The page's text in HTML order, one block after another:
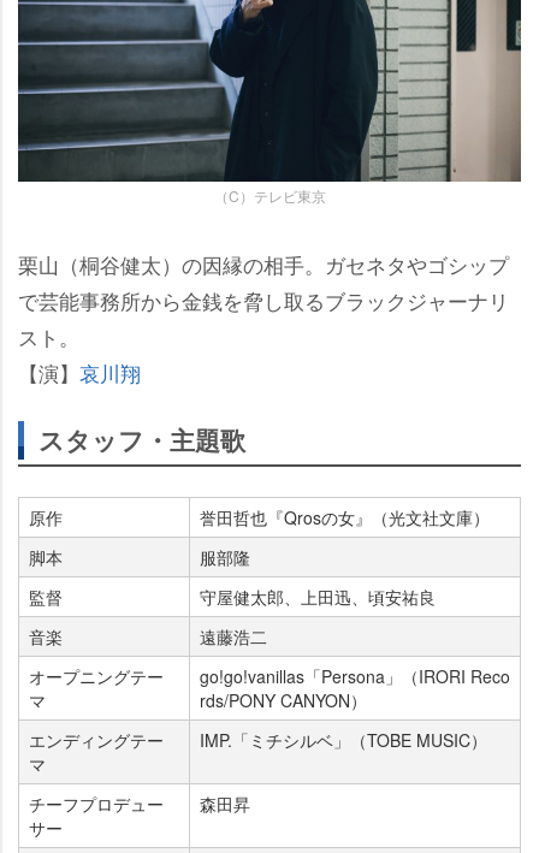
（C）テレビ東京
栗山（桐谷健太）の因縁の相手。ガセネタやゴシップ
で芸能事務所から金銭を脅し取るブラックジャーナリ
スト。
【演】 哀川翔
スタッフ・主題歌
原作
誉田哲也『Qrosの女』（光文社文庫）
脚本
服部隆
監督
守屋健太郎、上田迅、頃安祐良
音楽
遠藤浩二
オープニングテー
マ
go!go!vanillas「Persona」（IRORI Reco
rds/PONY CANYON）
エンディングテー
マ
IMP.「ミチシルベ」（TOBE MUSIC）
チーフプロデュー
サー
森田昇